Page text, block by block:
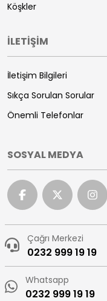
Köşkler
İLETİŞİM
İletişim Bilgileri
Sıkça Sorulan Sorular
Önemli Telefonlar
SOSYAL MEDYA
Çağrı Merkezi
0232 999 19 19
Whatsapp
0232 999 19 19